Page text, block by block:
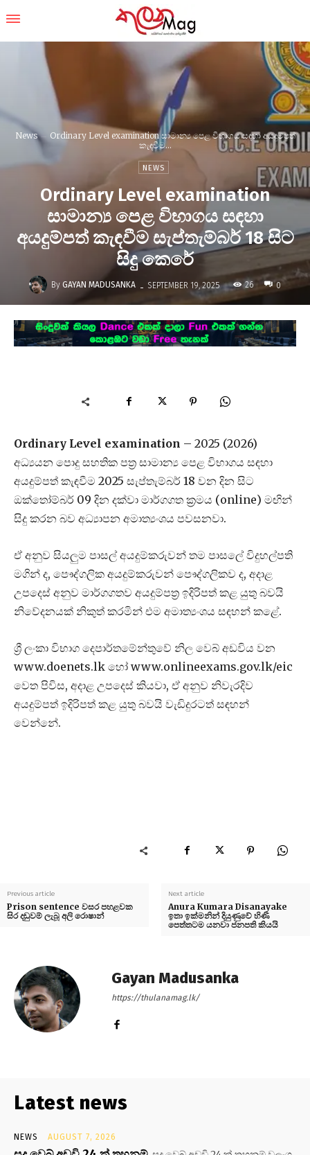
News
Ordinary Level examination සාමාන්‍ය පෙළ විභාගය සඳහා අයදුම්පත්
කැඳවීම...
NEWS
Ordinary Level examination
සාමාන්‍ය පෙළ විභාගය සඳහා
අයදුම්පත් කැඳවීම සැප්තැම්බර් 18 සිට
සිදු කෙරේ
By GAYAN MADUSANKA - SEPTEMBER 19, 2025 26 0
Ordinary Level examination – 2025 (2026)
අධ්‍යයන පොදු සහතික පත්‍ර සාමාන්‍ය පෙළ විභාගය සඳහා
අයදුම්පත් කැඳවීම 2025 සැප්තැම්බර් 18 වන දින සිට
ඔක්තෝම්බර් 09 දින දක්වා මාර්ගගත ක්‍රමය (online) මඟින්
සිදු කරන බව අධ්‍යාපන අමාත්‍යංශය පවසනවා.
ඒ අනුව සියලුම පාසල් අයදුම්කරුවන් තම පාසලේ විදුහල්පති
මගින් ද, පෞද්ගලික අයදුම්කරුවන් පෞද්ගලිකව ද, අදාළ
උපදෙස් අනුව මාර්ගගතව අයදුම්පත්‍ර ඉදිරිපත් කළ යුතු බවයි
නිවේදනයක් නිකුත් කරමින් එම අමාත්‍යංශය සඳහන් කළේ.
ශ්‍රී ලංකා විභාග දෙපාර්තමේන්තුවේ නිල වෙබ් අඩවිය වන
www.doenets.lk හෝ www.onlineexams.gov.lk/eic
වෙත පිවිස, අදාළ උපදෙස් කියවා, ඒ අනුව නිවැරදිව
අයදුම්පත් ඉදිරිපත් කළ යුතු බවයි වැඩිදුරටත් සඳහන්
වෙන්නේ.
Previous article
Prison sentence වසර පහළවක
සිර දඬුවම් ලැබූ අලි රොෂාන්
Next article
Anura Kumara Disanayake
ඉතා ඉක්මනින් දියුණුවේ හිණි
පෙත්තටම යනවා ජනපති කියයි
Gayan Madusanka
https://thulanamag.lk/
Latest news
NEWS AUGUST 7, 2026